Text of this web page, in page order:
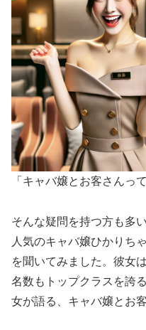
「キャバ嬢とお客さんっ
そんな疑問を持つ方も多
人気のキャバ嬢ひかりち
を聞いてみました。彼女
名数もトップクラスを誇
女が語る、キャバ嬢とお